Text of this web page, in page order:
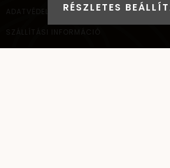
ADATVÉDELEM
SZÁLLÍTÁSI INFORMÁCIÓ
RÉSZLETES